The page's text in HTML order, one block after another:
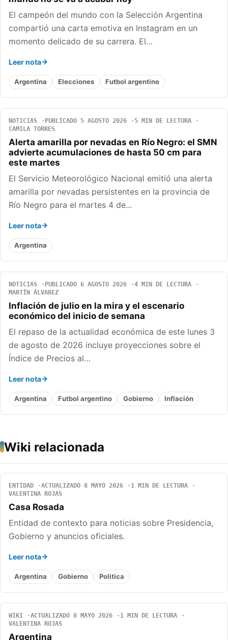
El campeón del mundo con la Selección Argentina
compartió una carta emotiva en Instagram en un
momento delicado de su carrera. El…
Leer nota
Argentina Elecciones Futbol argentino
NOTICIAS PUBLICADO 5 AGOSTO 2026
5 MIN DE LECTURA
CAMILA TORRES
Alerta amarilla por nevadas en Río Negro: el SMN
advierte acumulaciones de hasta 50 cm para
este martes
El Servicio Meteorológico Nacional emitió una alerta
amarilla por nevadas persistentes en la provincia de
Río Negro para el martes 4 de…
Leer nota
Argentina
NOTICIAS PUBLICADO 6 AGOSTO 2026
4 MIN DE LECTURA
MARTÍN ÁLVAREZ
Inflación de julio en la mira y el escenario
económico del inicio de semana
El repaso de la actualidad económica de este lunes 3
de agosto de 2026 incluye proyecciones sobre el
Índice de Precios al…
Leer nota
Argentina Futbol argentino Gobierno Inflación
Wiki relacionada
ENTIDAD ACTUALIZADO 8 MAYO 2026
1 MIN DE LECTURA
VALENTINA ROJAS
Casa Rosada
Entidad de contexto para noticias sobre Presidencia,
Gobierno y anuncios oficiales.
Leer nota
Argentina Gobierno Politica
WIKI ACTUALIZADO 8 MAYO 2026
1 MIN DE LECTURA
VALENTINA ROJAS
Argentina